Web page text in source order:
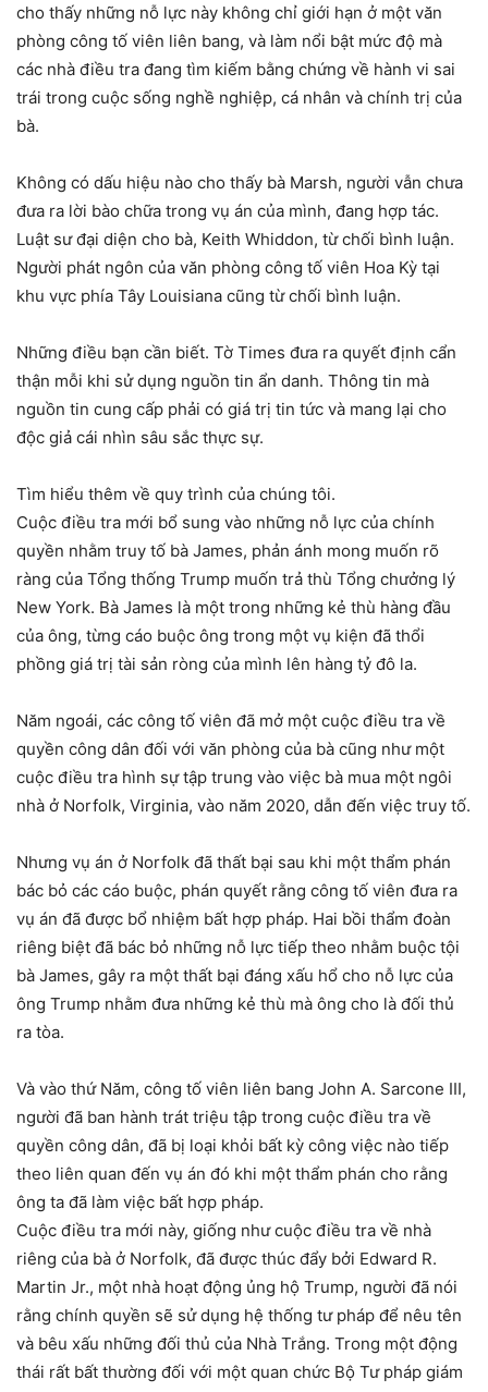
cho thấy những nỗ lực này không chỉ giới hạn ở một văn
phòng công tố viên liên bang, và làm nổi bật mức độ mà
các nhà điều tra đang tìm kiếm bằng chứng về hành vi sai
trái trong cuộc sống nghề nghiệp, cá nhân và chính trị của
bà.
Không có dấu hiệu nào cho thấy bà Marsh, người vẫn chưa
đưa ra lời bào chữa trong vụ án của mình, đang hợp tác.
Luật sư đại diện cho bà, Keith Whiddon, từ chối bình luận.
Người phát ngôn của văn phòng công tố viên Hoa Kỳ tại
khu vực phía Tây Louisiana cũng từ chối bình luận.
Những điều bạn cần biết. Tờ Times đưa ra quyết định cẩn
thận mỗi khi sử dụng nguồn tin ẩn danh. Thông tin mà
nguồn tin cung cấp phải có giá trị tin tức và mang lại cho
độc giả cái nhìn sâu sắc thực sự.
Tìm hiểu thêm về quy trình của chúng tôi.
Cuộc điều tra mới bổ sung vào những nỗ lực của chính
quyền nhằm truy tố bà James, phản ánh mong muốn rõ
ràng của Tổng thống Trump muốn trả thù Tổng chưởng lý
New York. Bà James là một trong những kẻ thù hàng đầu
của ông, từng cáo buộc ông trong một vụ kiện đã thổi
phồng giá trị tài sản ròng của mình lên hàng tỷ đô la.
Năm ngoái, các công tố viên đã mở một cuộc điều tra về
quyền công dân đối với văn phòng của bà cũng như một
cuộc điều tra hình sự tập trung vào việc bà mua một ngôi
nhà ở Norfolk, Virginia, vào năm 2020, dẫn đến việc truy tố.
Nhưng vụ án ở Norfolk đã thất bại sau khi một thẩm phán
bác bỏ các cáo buộc, phán quyết rằng công tố viên đưa ra
vụ án đã được bổ nhiệm bất hợp pháp. Hai bồi thẩm đoàn
riêng biệt đã bác bỏ những nỗ lực tiếp theo nhằm buộc tội
bà James, gây ra một thất bại đáng xấu hổ cho nỗ lực của
ông Trump nhằm đưa những kẻ thù mà ông cho là đối thủ
ra tòa.
Và vào thứ Năm, công tố viên liên bang John A. Sarcone III,
người đã ban hành trát triệu tập trong cuộc điều tra về
quyền công dân, đã bị loại khỏi bất kỳ công việc nào tiếp
theo liên quan đến vụ án đó khi một thẩm phán cho rằng
ông ta đã làm việc bất hợp pháp.
Cuộc điều tra mới này, giống như cuộc điều tra về nhà
riêng của bà ở Norfolk, đã được thúc đẩy bởi Edward R.
Martin Jr., một nhà hoạt động ủng hộ Trump, người đã nói
rằng chính quyền sẽ sử dụng hệ thống tư pháp để nêu tên
và bêu xấu những đối thủ của Nhà Trắng. Trong một động
thái rất bất thường đối với một quan chức Bộ Tư pháp giám